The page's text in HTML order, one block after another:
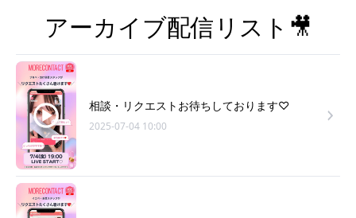
アーカイブ配信リスト🎥
相談・リクエストお待ちしております♡
2025-07-04 10:00